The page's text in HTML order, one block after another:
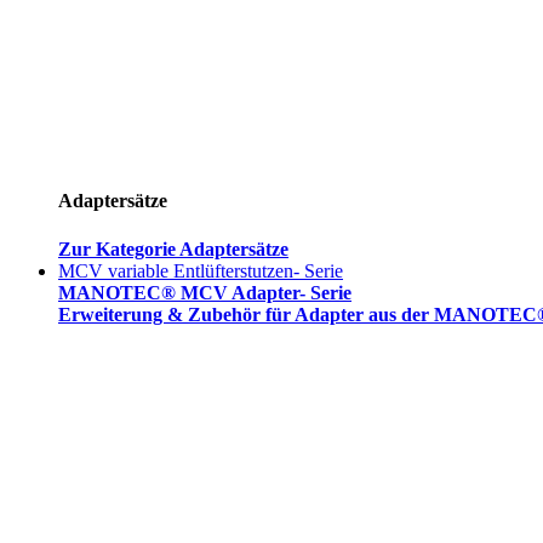
Adaptersätze
Zur Kategorie Adaptersätze
MCV variable Entlüfterstutzen- Serie
MANOTEC® MCV Adapter- Serie
Erweiterung & Zubehör für Adapter aus der